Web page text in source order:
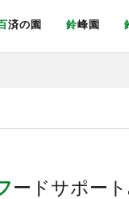
百済の園 鈴峰園
フードサポー